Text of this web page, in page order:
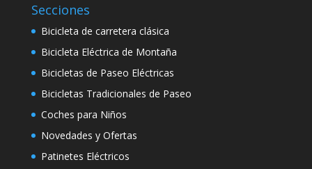
Secciones
Bicicleta de carretera clásica
Bicicleta Eléctrica de Montaña
Bicicletas de Paseo Eléctricas
Bicicletas Tradicionales de Paseo
Coches para Niños
Novedades y Ofertas
Patinetes Eléctricos